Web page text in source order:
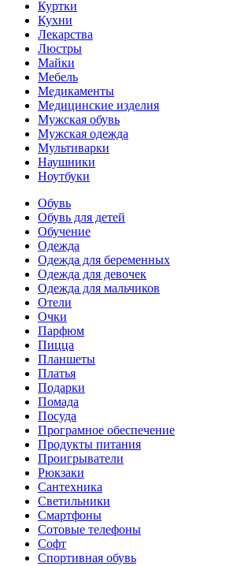
Куртки
Кухни
Лекарства
Люстры
Майки
Мебель
Медикаменты
Медицинские изделия
Мужская обувь
Мужская одежда
Мультиварки
Наушники
Ноутбуки
Обувь
Обувь для детей
Обучение
Одежда
Одежда для беременных
Одежда для девочек
Одежда для мальчиков
Отели
Очки
Парфюм
Пицца
Планшеты
Платья
Подарки
Помада
Посуда
Програмное обеспечение
Продукты питания
Проигрыватели
Рюкзаки
Сантехника
Светильники
Смартфоны
Сотовые телефоны
Софт
Спортивная обувь